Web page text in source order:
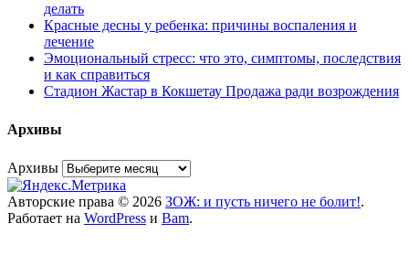
делать
Красные десны у ребенка: причины воспаления и
лечение
Эмоциональный стресс: что это, симптомы, последствия
и как справиться
Стадион Жастар в Кокшетау Продажа ради возрождения
Архивы
Архивы
Авторские права © 2026 ЗОЖ: и пусть ничего не болит!.
Работает на WordPress и Bam.